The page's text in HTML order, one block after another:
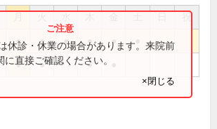
祝
● ● ● ● ●
● ● ●
休診・休業の場合があります。来院前
直接ご確認ください。
×閉じる